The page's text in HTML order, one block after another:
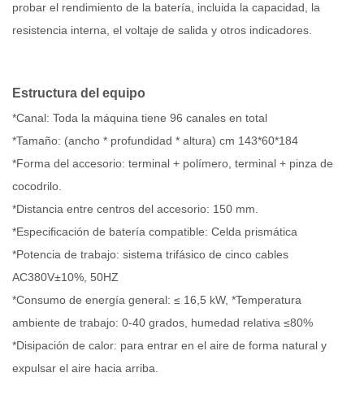
probar el rendimiento de la batería, incluida la capacidad, la
resistencia interna, el voltaje de salida y otros indicadores.
Estructura del equipo
*Canal: Toda la máquina tiene 96 canales en total
*Tamaño: (ancho * profundidad * altura) cm 143*60*184
*Forma del accesorio: terminal + polímero, terminal + pinza de
cocodrilo.
*Distancia entre centros del accesorio: 150 mm.
*Especificación de batería compatible: Celda prismática
*Potencia de trabajo: sistema trifásico de cinco cables
AC380V±10%, 50HZ
*Consumo de energía general: ≤ 16,5 kW, *Temperatura
ambiente de trabajo: 0-40 grados, humedad relativa ≤80%
*Disipación de calor: para entrar en el aire de forma natural y
expulsar el aire hacia arriba.